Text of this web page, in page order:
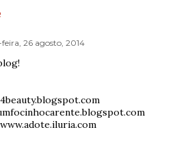
26 agosto, 2014